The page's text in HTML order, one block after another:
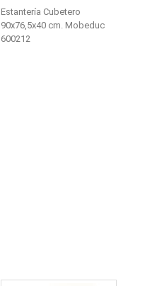
Estantería Cubetero
90x76,5x40 cm. Mobeduc
600212